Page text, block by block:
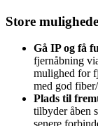
Store
Gå IP og få
fjernåbning
mulighed for
med god
Plads til
tilbyder åben